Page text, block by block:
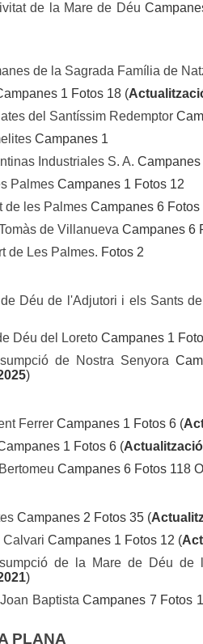
de la Mare de Déu
de la Sagrada Família de
1 Fotos 18 (
del Santíssim Redemptor
Campanes 1
Industriales S. A.
Palmes Campanes 1 Fotos 12
de les Palmes Campanes 6
de Villanueva Campanes 6
de Les Palmes. Fotos 2
Déu de l'Adjutori i els Sants
Déu del Loreto Campanes 1
de Nostra Senyora
)
Ferrer Campanes 1 Fotos 6 (
1 Fotos 6 (
Campanes 6 Fotos 118
Campanes 2 Fotos 35 (
Calvari Campanes 1 Fotos 12 (
de la Mare de Déu de
)
Baptista Campanes 7 Fotos
PLANA